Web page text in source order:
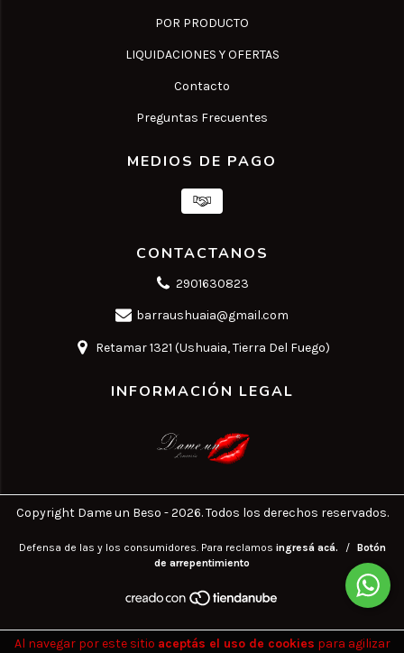
Al navegar por este sitio aceptás el uso de cookies para agilizar
POR PRODUCTO
LIQUIDACIONES Y OFERTAS
Contacto
Preguntas Frecuentes
MEDIOS DE PAGO
CONTACTANOS
2901630823
barraushuaia@gmail.com
Retamar 1321 (Ushuaia, Tierra Del Fuego)
INFORMACIÓN LEGAL
Copyright Dame un Beso - 2026. Todos los derechos reservados.
Defensa de las y los consumidores. Para reclamos ingresá acá. /
Botón
de arrepentimiento